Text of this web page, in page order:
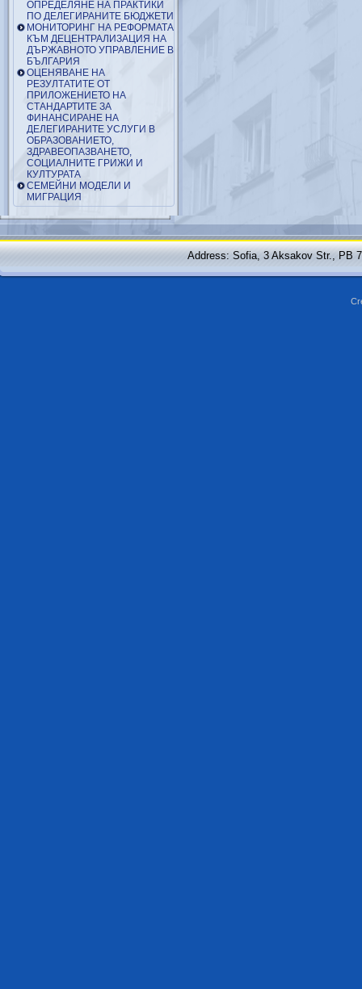
ОПРЕДЕЛЯНЕ НА ПРАКТИКИ
ПО ДЕЛЕГИРАНИТЕ БЮДЖЕТИ
МОНИТОРИНГ НА РЕФОРМАТА
КЪМ ДЕЦЕНТРАЛИЗАЦИЯ НА
ДЪРЖАВНОТО УПРАВЛЕНИЕ В
БЪЛГАРИЯ
ОЦЕНЯВАНЕ НА
РЕЗУЛТАТИТЕ ОТ
ПРИЛОЖЕНИЕТО НА
СТАНДАРТИТЕ ЗА
ФИНАНСИРАНЕ НА
ДЕЛЕГИРАНИТЕ УСЛУГИ В
ОБРАЗОВАНИЕТО,
ЗДРАВЕОПАЗВАНЕТО,
СОЦИАЛНИТЕ ГРИЖИ И
КУЛТУРАТА
СЕМЕЙНИ МОДЕЛИ И
МИГРАЦИЯ
Address: Sofia, 3 Aksakov Str., PB